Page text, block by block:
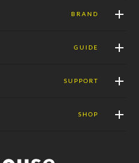
BRAND
GUIDE
SUPPORT
SHOP